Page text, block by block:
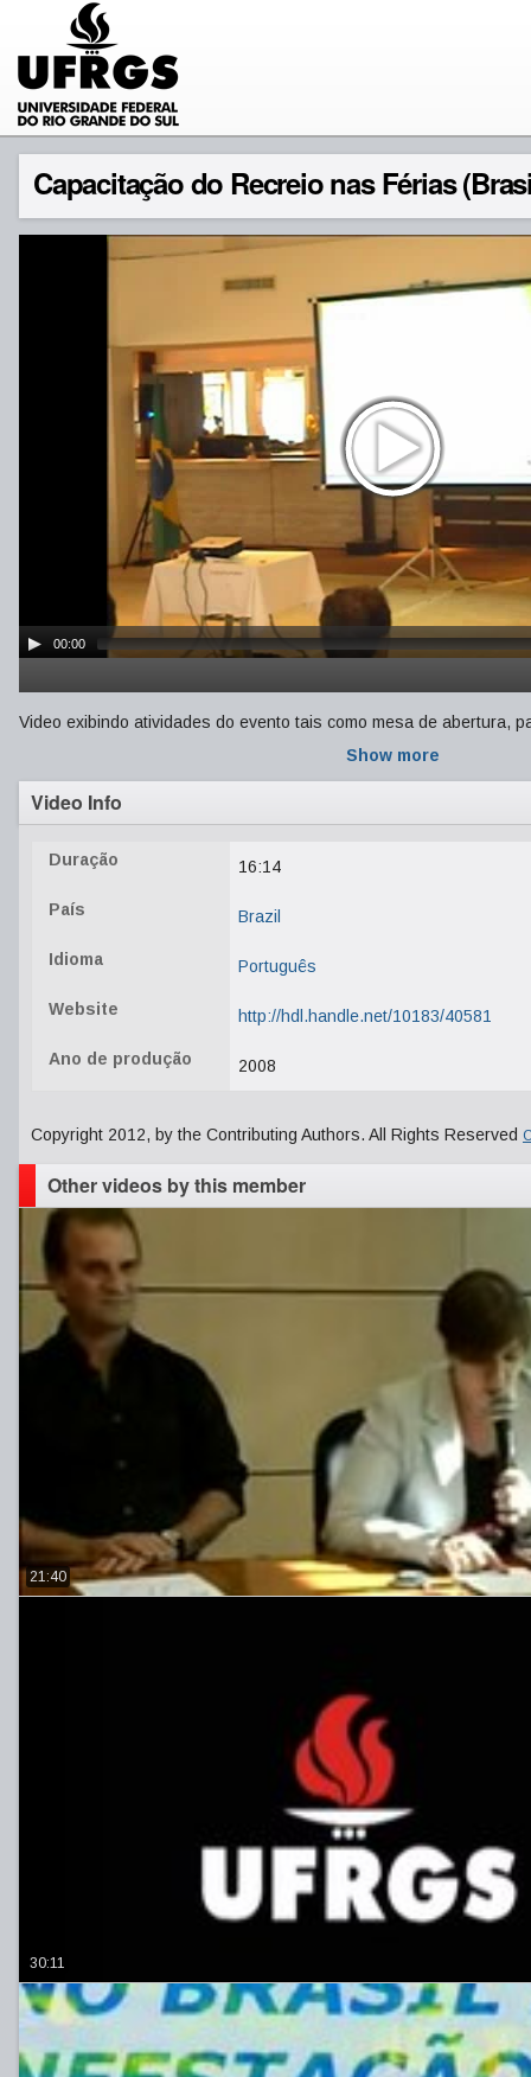
Capacitação do Recreio nas Férias
00:00
Video exibindo atividades do evento tais como mesa de abertura,
Show more
Video Info
Duração 16:14
País Brazil
Idioma Português
Website http://hdl.handle.net/10183/40581
Ano de produção 2008
Copyright 2012, by the Contributing Authors. All Rights Reserved
Other videos by this member
21:40
30:11